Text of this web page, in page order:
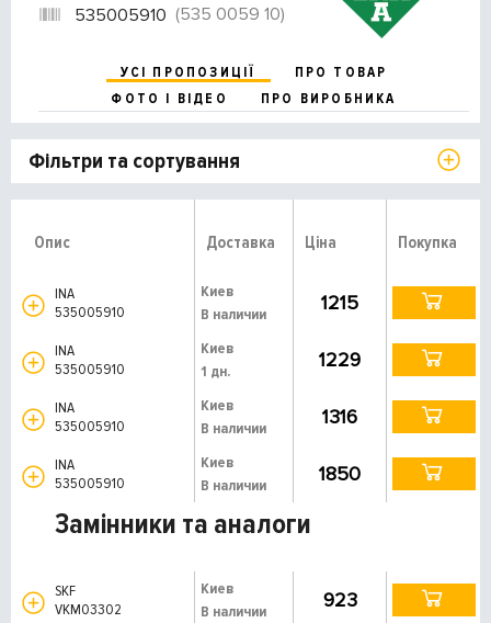
535005910 (535 0059 10)
УСІ ПРОПОЗИЦІЇ
ПРО ТОВАР
ФОТО І ВІДЕО
ПРО ВИРОБНИКА
Фільтри та сортування
Опис Доставка Ціна Покупка
INA
535005910
Киев
В наличии
1215
INA
535005910
Киев
1 дн.
1229
INA
535005910
Киев
В наличии
1316
INA
535005910
Киев
В наличии
1850
Замінники та аналоги
SKF
VKM03302
Киев
В наличии
923